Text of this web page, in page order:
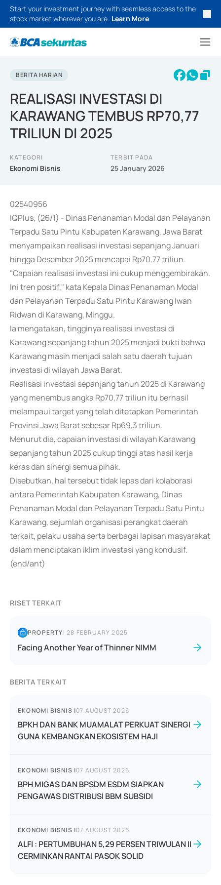
Start your investment journey with seamless access to the
stock market wherever you are. Learn More
BERITA HARIAN
REALISASI INVESTASI DI
KARAWANG TEMBUS RP70,77
TRILIUN DI 2025
KATEGORI
Ekonomi Bisnis
TERBIT PADA
25 January 2026
02540956
IQPlus, (26/1) - Dinas Penanaman Modal dan Pelayanan
Terpadu Satu Pintu Kabupaten Karawang, Jawa Barat
menyampaikan realisasi investasi sepanjang Januari
hingga Desember 2025 mencapai Rp70,77 triliun.
"Capaian realisasi investasi ini cukup menggembirakan.
Ini tren positif," kata Kepala Dinas Penanaman Modal
dan Pelayanan Terpadu Satu Pintu Karawang Iwan
Ridwan di Karawang, Minggu.
Ia mengatakan, tingginya realisasi investasi di
Karawang sepanjang tahun 2025 menjadi bukti bahwa
Karawang masih menjadi salah satu daerah tujuan
investasi di wilayah Jawa Barat.
Realisasi investasi sepanjang tahun 2025 di Karawang
yang menembus angka Rp70,77 triliun itu berhasil
melampaui target yang telah ditetapkan Pemerintah
Provinsi Jawa Barat sebesar Rp69,3 triliun.
Menurut dia, capaian investasi di wilayah Karawang
sepanjang tahun 2025 cukup tinggi atas hasil kerja
keras dan sinergi semua pihak.
Disebutkan, hal tersebut tidak lepas dari kolaborasi
antara Pemerintah Kabupaten Karawang, Dinas
Penanaman Modal dan Pelayanan Terpadu Satu Pintu
Karawang, sejumlah organisasi perangkat daerah
terkait, pelaku usaha serta berbagai lapisan masyarakat
dalam menciptakan iklim investasi yang kondusif.
(end/ant)
RISET TERKAIT
PROPERTY|28 FEBRUARY 2025
Facing Another Year of Thinner NIMM
BERITA TERKAIT
EKONOMI BISNIS |07 AUGUST 2026
BPKH DAN BANK MUAMALAT PERKUAT SINERGI
GUNA KEMBANGKAN EKOSISTEM HAJI
EKONOMI BISNIS |07 AUGUST 2026
BPH MIGAS DAN BPSDM ESDM SIAPKAN
PENGAWAS DISTRIBUSI BBM SUBSIDI
EKONOMI BISNIS |07 AUGUST 2026
ALFI : PERTUMBUHAN 5,29 PERSEN TRIWULAN II
CERMINKAN RANTAI PASOK SOLID